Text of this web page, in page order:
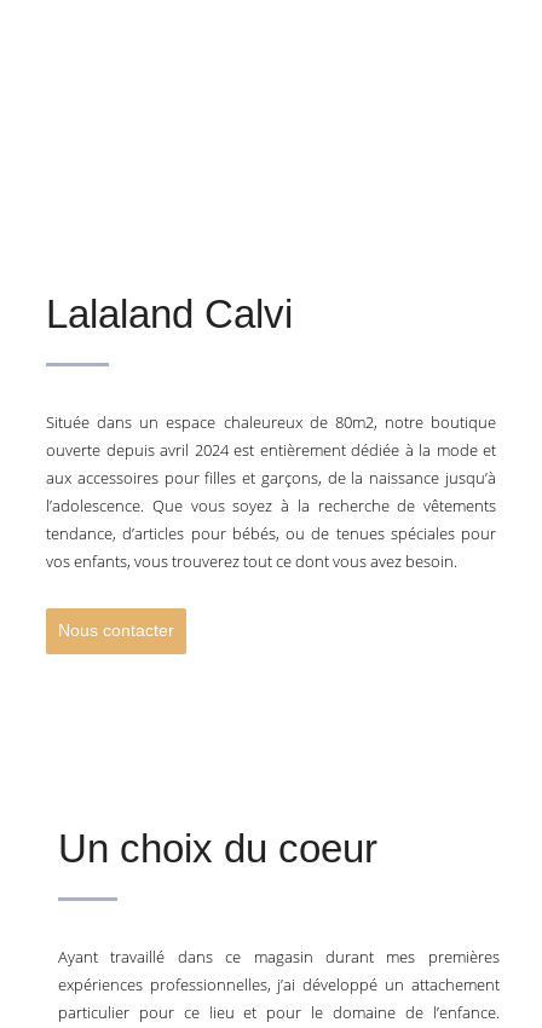
Lalaland Calvi
Située dans un espace chaleureux de 80m2, notre boutique
ouverte depuis avril 2024 est entièrement dédiée à la mode et
aux accessoires pour filles et garçons, de la naissance jusqu’à
l’adolescence. Que vous soyez à la recherche de vêtements
tendance, d’articles pour bébés, ou de tenues spéciales pour
vos enfants, vous trouverez tout ce dont vous avez besoin.
Nous contacter
Un choix du coeur
Ayant travaillé dans ce magasin durant mes premières
expériences professionnelles, j’ai développé un attachement
particulier pour ce lieu et pour le domaine de l’enfance.